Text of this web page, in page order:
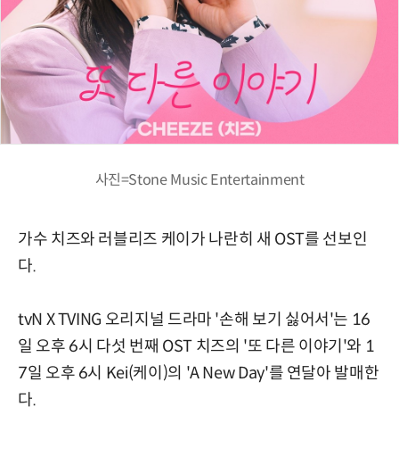
사진=Stone Music Entertainment
가수 치즈와 러블리즈 케이가 나란히 새 OST를 선보인
다.
tvN X TVING 오리지널 드라마 '손해 보기 싫어서'는 16
일 오후 6시 다섯 번째 OST 치즈의 '또 다른 이야기'와 1
7일 오후 6시 Kei(케이)의 'A New Day'를 연달아 발매한
다.